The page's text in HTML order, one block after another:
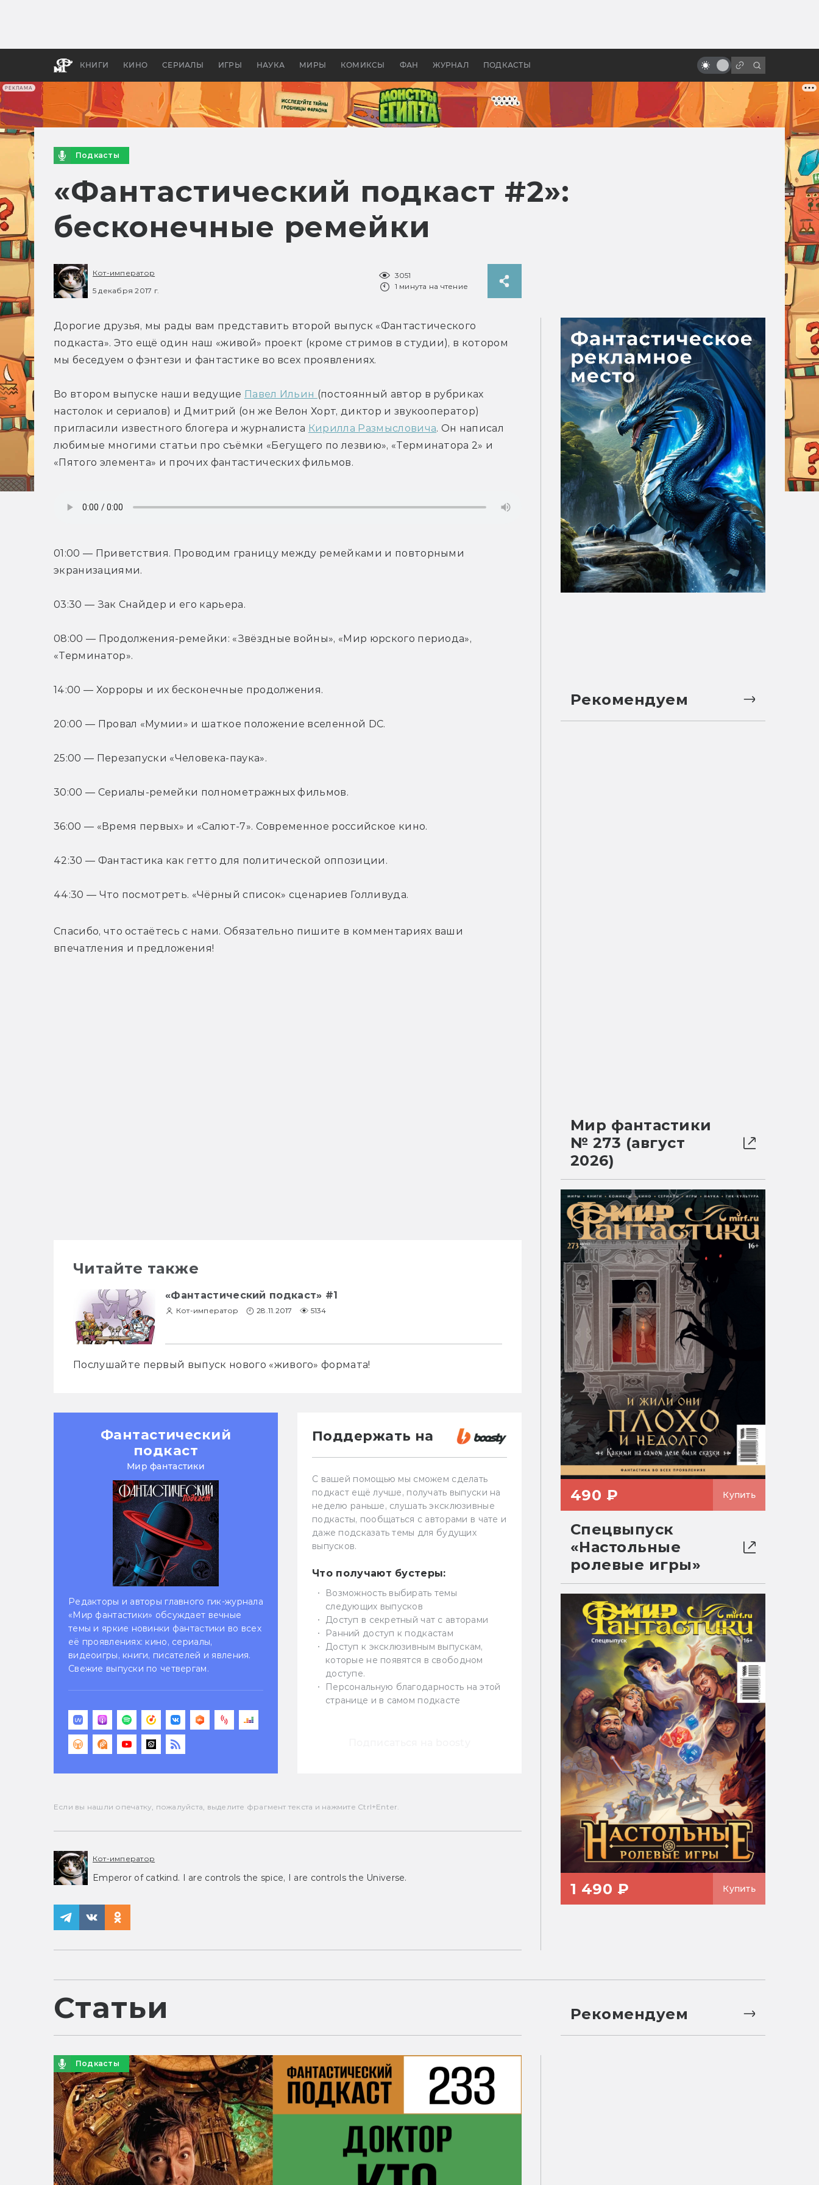
РЕКЛАМА
КНИГИ КИНО СЕРИАЛЫ ИГРЫ НАУКА МИРЫ КОМИКСЫ ФАН ЖУРНАЛ ПОДКАСТЫ
бы «Властелина колец»
Древней Грецией
бояться
Подкасты
«Фантастический подкаст #2»:
бесконечные ремейки
Кот-император
5 декабря 2017 г.
3051
1 минута на чтение
Дорогие друзья, мы рады вам представить второй выпуск «Фантастического
подкаста». Это ещё один наш «живой» проект (кроме стримов в студии), в котором
мы беседуем о фэнтези и фантастике во всех проявлениях.
Во втором выпуске наши ведущие Павел Ильин (постоянный автор в рубриках
настолок и сериалов) и Дмитрий (он же Велон Хорт, диктор и звукооператор)
пригласили известного блогера и журналиста Кирилла Размысловича. Он написал
любимые многими статьи про съёмки «Бегущего по лезвию», «Терминатора 2» и
«Пятого элемента» и прочих фантастических фильмов.
01:00 — Приветствия. Проводим границу между ремейками и повторными
экранизациями.
03:30 — Зак Снайдер и его карьера.
08:00 — Продолжения-ремейки: «Звёздные войны», «Мир юрского периода»,
«Терминатор».
14:00 — Хорроры и их бесконечные продолжения.
20:00 — Провал «Мумии» и шаткое положение вселенной DC.
25:00 — Перезапуски «Человека-паука».
30:00 — Сериалы-ремейки полнометражных фильмов.
36:00 — «Время первых» и «Салют-7». Современное российское кино.
42:30 — Фантастика как гетто для политической оппозиции.
44:30 — Что посмотреть. «Чёрный список» сценариев Голливуда.
Спасибо, что остаётесь с нами. Обязательно пишите в комментариях ваши
впечатления и предложения!
Читайте также
«Фантастический подкаст» #1
Кот-император 28.11.2017 5134
Послушайте первый выпуск нового «живого» формата!
Фантастический
подкаст
Мир фантастики
Редакторы и авторы главного гик-журнала
«Мир фантастики» обсуждает вечные
темы и яркие новинки фантастики во всех
её проявлениях: кино, сериалы,
видеоигры, книги, писателей и явления.
Свежие выпуски по четвергам.
Поддержать на
С вашей помощью мы сможем сделать
подкаст ещё лучше, получать выпуски на
неделю раньше, слушать эксклюзивные
подкасты, пообщаться с авторами в чате и
даже подсказать темы для будущих
выпусков.
Что получают бустеры:
Возможность выбирать темы
следующих выпусков
Доступ в секретный чат с авторами
Ранний доступ к подкастам
Доступ к эксклюзивным выпускам,
которые не появятся в свободном
доступе.
Персональную благодарность на этой
странице и в самом подкасте
Если вы нашли опечатку, пожалуйста, выделите фрагмент текста и нажмите Ctrl+Enter.
Кот-император
Emperor of catkind. I are controls the spice, I are controls the Universe.
Рекомендуем
Мир фантастики
№ 273 (август
2026)
490 ₽ Купить
Спецвыпуск
«Настольные
ролевые игры»
1 490 ₽ Купить
Статьи
Подкасты
Рекомендуем